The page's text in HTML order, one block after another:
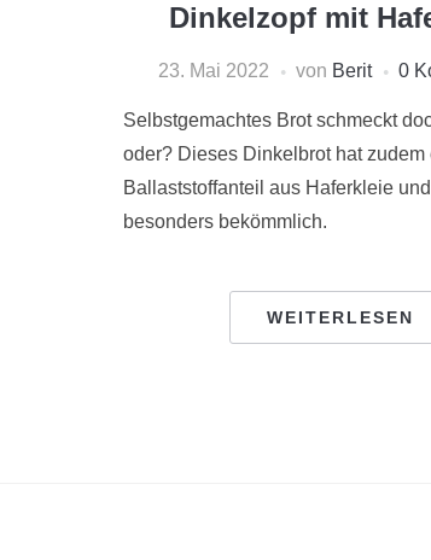
Dinkelzopf mit
23. Mai 2022 von Berit 0
Selbstgemachtes Brot schmeckt
oder? Dieses Dinkelbrot hat
Ballaststoffanteil aus Haferkleie
besonders bekömmlich.
WEITERLESEN